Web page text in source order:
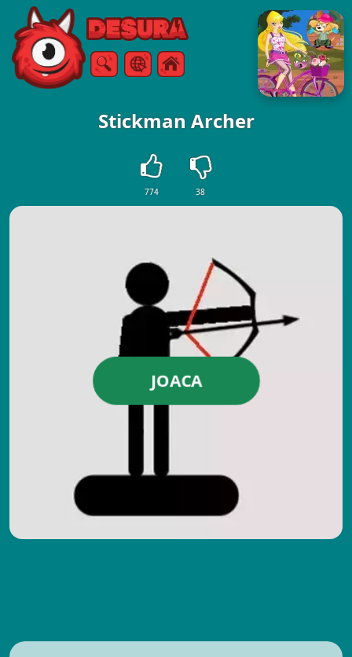
Free Online Games
CăutareMeniul
Stickman Archer
774 38
JOACA